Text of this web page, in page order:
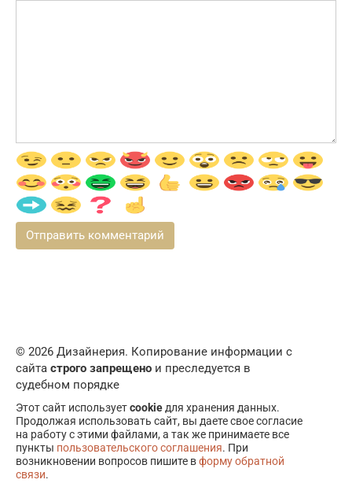
© 2026 Дизайнерия. Копирование информации с
сайта строго запрещено и преследуется в
судебном порядке
Этот сайт используетcookie для хранения данных.
Продолжая использовать сайт, вы даете свое согласие
на работу с этими файлами, а так же принимаете все
пункты пользовательского соглашения. При
возникновении вопросов пишите вформу обратной
связи.